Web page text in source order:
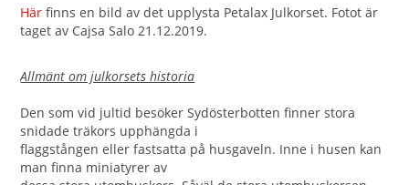
Här finns en bild av det upplysta Petalax Julkorset. Fotot är
taget av Cajsa Salo 21.12.2019.
Allmänt om julkorsets historia
Den som vid jultid besöker Sydösterbotten finner stora
snidade träkors upphängda i
flaggstången eller fastsatta på husgaveln. Inne i husen kan
man finna miniatyrer av